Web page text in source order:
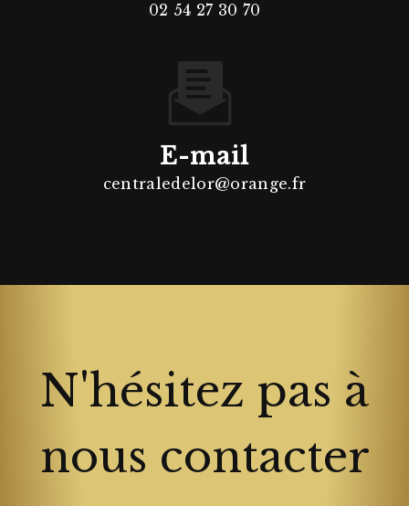
02 54 27 30 70
E-mail
centraledelor@orange.fr
N'hésitez pas à
nous contacter